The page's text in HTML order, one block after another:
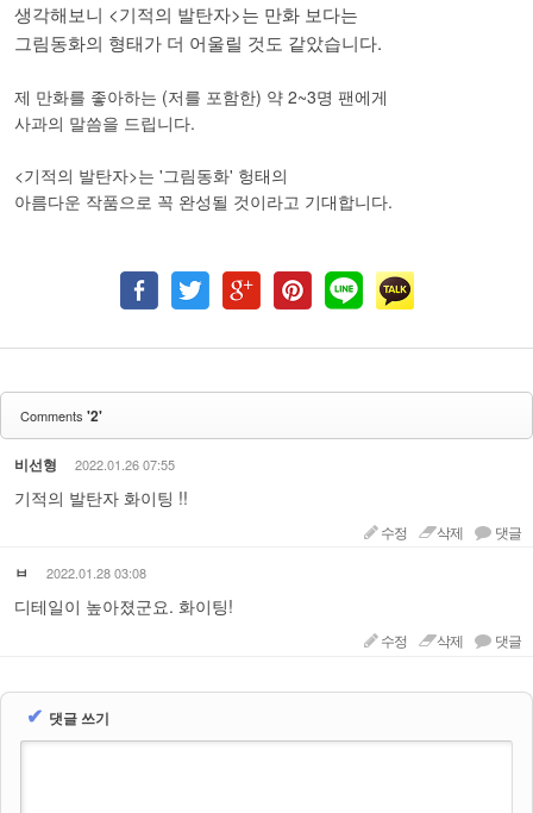
생각해보니 <기적의 발탄자>는 만화 보다는
그림동화의 형태가 더 어울릴 것도 같았습니다.
제 만화를 좋아하는 (저를 포함한) 약 2~3명 팬에게
사과의 말씀을 드립니다.
<기적의 발탄자>는 '그림동화' 헝태의
아름다운 작품으로 꼭 완성될 것이라고 기대합니다.
Comments '2'
비선형 2022.01.26 07:55
기적의 발탄자 화이팅 !!
수정 삭제 댓글
ㅂ 2022.01.28 03:08
디테일이 높아졌군요. 화이팅!
수정 삭제 댓글
✔ 댓글 쓰기